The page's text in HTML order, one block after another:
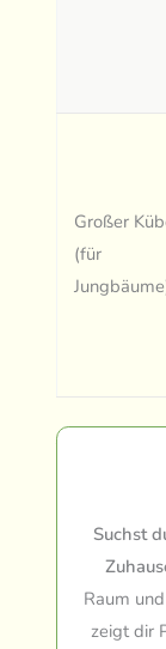
Großer
(für
Suchst
Raum
zeigt dir